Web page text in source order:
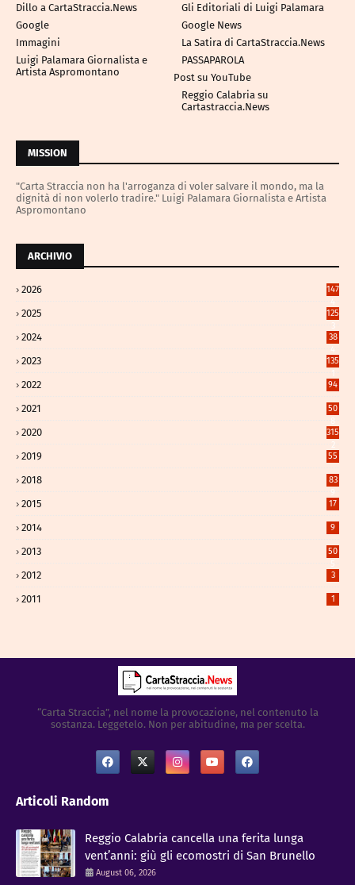
Dillo a CartaStraccia.News
Gli Editoriali di Luigi Palamara
Google
Google News
Immagini
La Satira di CartaStraccia.News
Luigi Palamara Giornalista e
Artista Aspromontano
PASSAPAROLA
Post su YouTube
Reggio Calabria su
Cartastraccia.News
MISSION
"Carta Straccia non ha l'arroganza di voler salvare il mondo, ma la
dignità di non volerlo tradire." Luigi Palamara Giornalista e Artista
Aspromontano
ARCHIVIO
2026
147
4
2025
125
3
2024
38
4
2023
135
1
2022 94
2021
50
8
2020
315
2
2019 55
2018
83
9
2015 17
2014 9
2013
50
5
2012 3
2011 1
“Carta Straccia”, nel nome la provocazione, nel contenuto la
sostanza. Leggetelo. Non per abitudine, ma per scelta.
Articoli Random
Reggio Calabria cancella una ferita lunga
vent’anni: giù gli ecomostri di San Brunello
August 06, 2026